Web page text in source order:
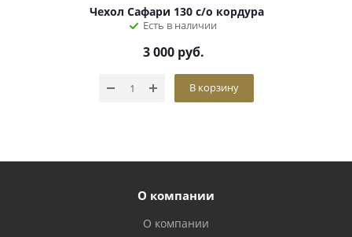
Чехол Сафари 130 с/о кордура
Есть в наличии
3 000 руб.
В корзину
О компании
О компании